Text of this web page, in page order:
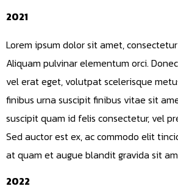
2021
Lorem ipsum dolor sit amet,
Aliquam pulvinar elementum orci.
vel erat eget, volutpat scelerisque
finibus urna suscipit finibus vitae sit
suscipit quam id felis consectetur, vel
Sed auctor est ex, ac commodo elit
at quam et augue blandit gravida sit
2022